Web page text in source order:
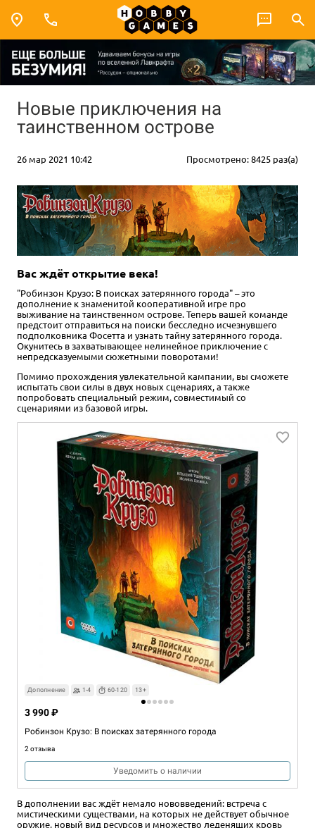
Новые приключения на
таинственном острове
26 мар 2021 10:42 Просмотрено: 8425 раз(а)
Вас ждёт открытие века!
"Робинзон Крузо: В поисках затерянного города" – это
дополнение к знаменитой кооперативной игре про
выживание на таинственном острове. Теперь вашей команде
предстоит отправиться на поиски бесследно исчезнувшего
подполковника Фосетта и узнать тайну затерянного города.
Окунитесь в захватывающее нелинейное приключение с
непредсказуемыми сюжетными поворотами!
Помимо прохождения увлекательной кампании, вы сможете
испытать свои силы в двух новых сценариях, а также
попробовать специальный режим, совместимый со
сценариями из базовой игры.
Дополнение 1-4 60-120 13+
Робинзон Крузо: В поисках затерянного города
2 отзыва
3 990 ₽
Уведомить о наличии
В дополнении вас ждёт немало нововведений: встреча с
мистическими существами, на которых не действует обычное
оружие, новый вид ресурсов и множество леденящих кровь